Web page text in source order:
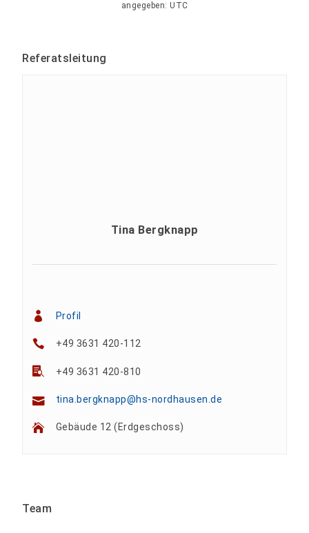
angegeben: UTC
Referatsleitung
Tina Bergknapp
Profil
+49 3631 420-112
+49 3631 420-810
tina.bergknapp@hs-nordhausen.de
Gebäude 12 (Erdgeschoss)
Team